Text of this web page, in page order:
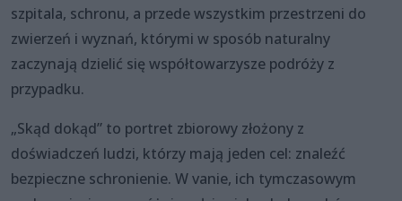
szpitala, schronu, a przede wszystkim przestrzeni do
zwierzeń i wyznań, którymi w sposób naturalny
zaczynają dzielić się współtowarzysze podróży z
przypadku.
„Skąd dokąd” to portret zbiorowy złożony z
doświadczeń ludzi, którzy mają jeden cel: znaleźć
bezpieczne schronienie. W vanie, ich tymczasowym